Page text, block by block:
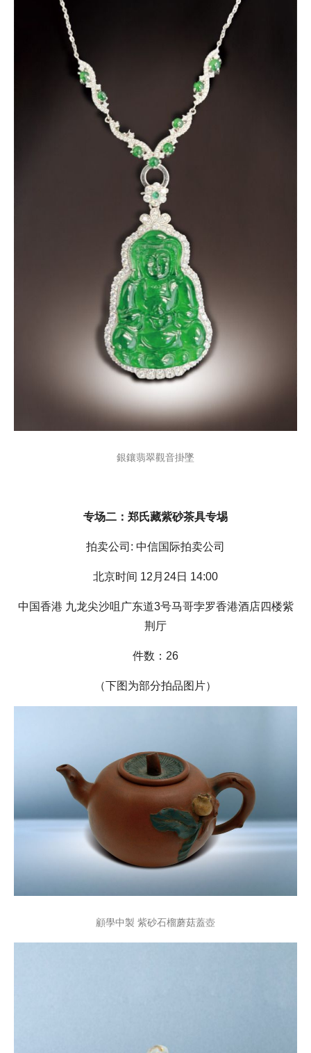
銀鑲翡翠觀音掛墜
专场二：郑氏藏紫砂茶具专埸
拍卖公司: 中信国际拍卖公司
北京时间 12月24日 14:00
中国香港 九龙尖沙咀广东道3号马哥孛罗香港酒店四楼紫
荆厅
件数：26
（下图为部分拍品图片）
顧學中製 紫砂石榴蘑菇蓋壺